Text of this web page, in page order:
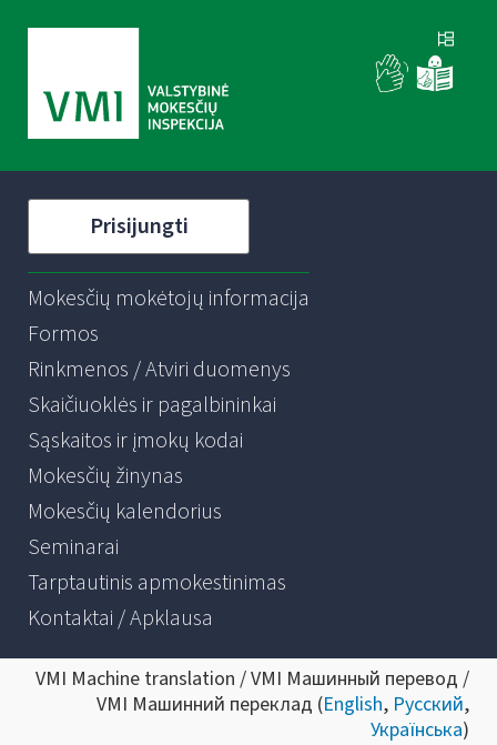
Prisijungti
Mokesčių mokėtojų informacija
Formos
Rinkmenos / Atviri duomenys
Skaičiuoklės ir pagalbininkai
Sąskaitos ir įmokų kodai
Mokesčių žinynas
Mokesčių kalendorius
Seminarai
Tarptautinis apmokestinimas
Kontaktai / Apklausa
VMI Machine translation / VMI Машинный перевод /
VMI Машинний переклад (English, Русский,
Українська)